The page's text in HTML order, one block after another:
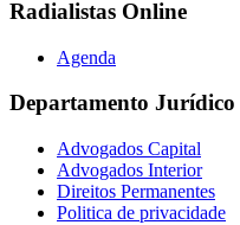
Radialistas Online
Agenda
Departamento Jurídico
Advogados Capital
Advogados Interior
Direitos Permanentes
Politica de privacidade